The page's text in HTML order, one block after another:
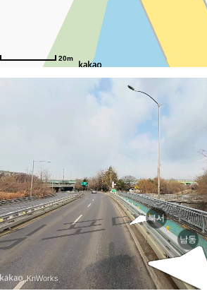
20m
대로
대로
북서
남동
, KnWorks